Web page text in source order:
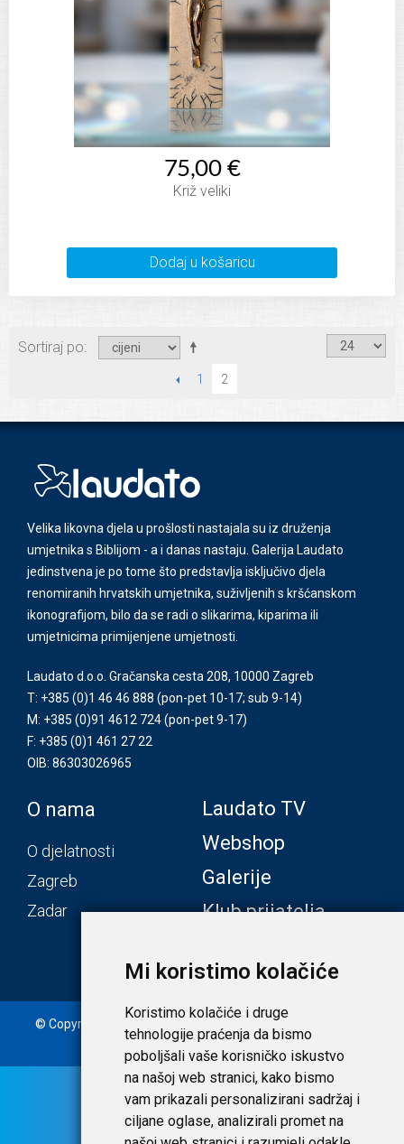
Mi koristimo kolačiće
Koristimo kolačiće i druge
tehnologije praćenja da bismo
poboljšali vaše korisničko iskustvo
na našoj web stranici, kako bismo
vam prikazali personalizirani sadržaj i
ciljane oglase, analizirali promet na
75,00 €
Križ veliki
Dodaj u košaricu
Sortiraj po
PRETHODNI
1 2
Velika likovna djela u prošlosti nastajala su iz druženja
umjetnika s Biblijom - a i danas nastaju. Galerija Laudato
jedinstvena je po tome što predstavlja isključivo djela
renomiranih hrvatskih umjetnika, suživljenih s kršćanskom
ikonografijom, bilo da se radi o slikarima, kiparima ili
umjetnicima primijenjene umjetnosti.
Laudato d.o.o. Gračanska cesta 208, 10000 Zagreb
T: +385 (0)1 46 46 888 (pon-pet 10-17; sub 9-14)
M: +385 (0)91 4612 724(pon-pet 9-17)
F: +385 (0)1 461 27 22
OIB: 86303026965
O nama
O djelatnosti
Zagreb
Zadar
Laudato TV
Webshop
Galerije
Klub prijatelja
© Copyright 2020. Laudato d.o.o. | Tečaj konverzije: 1 EUR =
7,53450 HRK | Uvjeti i privatnost